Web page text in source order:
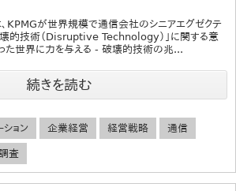
、KPMGが世界規模で通信会社のシニアエグゼクテ
壊的技術（Disruptive Technology）」に関する意
った世界に力を与える - 破壊的技術の兆...
続きを読む
ション 企業経営 経営戦略 通信
査